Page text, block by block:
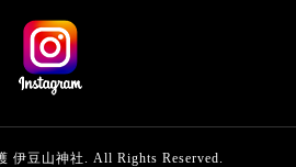
伊豆山神社 . All Rights Reserved.